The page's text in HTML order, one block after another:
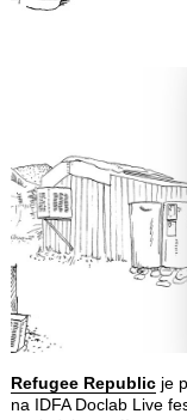
Refugee Republicje
na IDFA Doclab Live